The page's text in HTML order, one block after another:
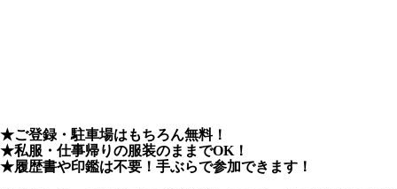
★ご登録・駐車場はもちろん無料！
★私服・仕事帰りの服装のままでOK！
★履歴書や印鑑は不要！手ぶらで参加できます！